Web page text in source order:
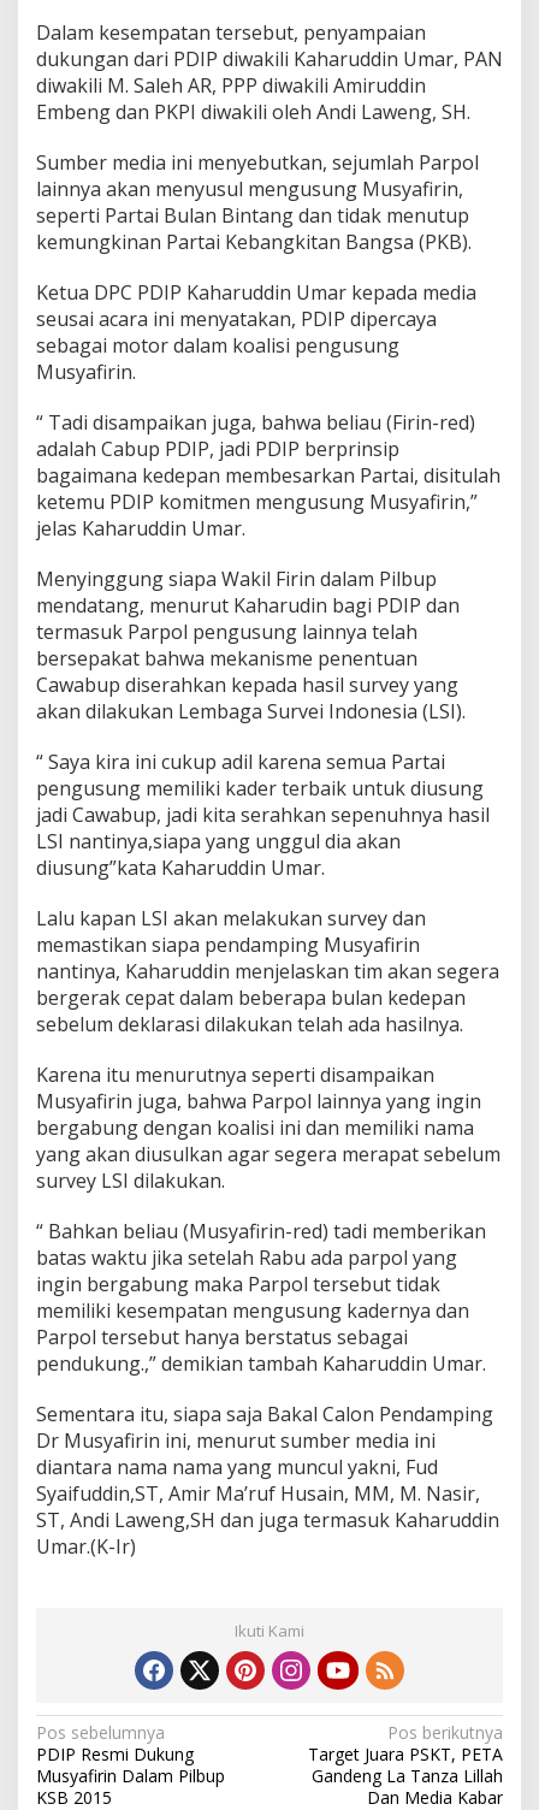
m
P
i
b
p
2
1
5
Dalam kesempatan tersebut, penyampaian
dukungan dari PDIP diwakili Kaharuddin Umar, PAN
diwakili M. Saleh AR, PPP diwakili Amiruddin
Embeng dan PKPI diwakili oleh Andi Laweng, SH.
Sumber media ini menyebutkan, sejumlah Parpol
lainnya akan menyusul mengusung Musyafirin,
seperti Partai Bulan Bintang dan tidak menutup
kemungkinan Partai Kebangkitan Bangsa (PKB).
Ketua DPC PDIP Kaharuddin Umar kepada media
seusai acara ini menyatakan, PDIP dipercaya
sebagai motor dalam koalisi pengusung
Musyafirin.
“ Tadi disampaikan juga, bahwa beliau (Firin-red)
adalah Cabup PDIP, jadi PDIP berprinsip
bagaimana kedepan membesarkan Partai, disitulah
ketemu PDIP komitmen mengusung Musyafirin,”
jelas Kaharuddin Umar.
Menyinggung siapa Wakil Firin dalam Pilbup
mendatang, menurut Kaharudin bagi PDIP dan
termasuk Parpol pengusung lainnya telah
bersepakat bahwa mekanisme penentuan
Cawabup diserahkan kepada hasil survey yang
akan dilakukan Lembaga Survei Indonesia (LSI).
“ Saya kira ini cukup adil karena semua Partai
pengusung memiliki kader terbaik untuk diusung
jadi Cawabup, jadi kita serahkan sepenuhnya hasil
LSI nantinya,siapa yang unggul dia akan
diusung”kata Kaharuddin Umar.
Lalu kapan LSI akan melakukan survey dan
memastikan siapa pendamping Musyafirin
nantinya, Kaharuddin menjelaskan tim akan segera
bergerak cepat dalam beberapa bulan kedepan
sebelum deklarasi dilakukan telah ada hasilnya.
Karena itu menurutnya seperti disampaikan
Musyafirin juga, bahwa Parpol lainnya yang ingin
bergabung dengan koalisi ini dan memiliki nama
yang akan diusulkan agar segera merapat sebelum
survey LSI dilakukan.
“ Bahkan beliau (Musyafirin-red) tadi memberikan
batas waktu jika setelah Rabu ada parpol yang
ingin bergabung maka Parpol tersebut tidak
memiliki kesempatan mengusung kadernya dan
Parpol tersebut hanya berstatus sebagai
pendukung.,” demikian tambah Kaharuddin Umar.
Sementara itu, siapa saja Bakal Calon Pendamping
Dr Musyafirin ini, menurut sumber media ini
diantara nama nama yang muncul yakni, Fud
Syaifuddin,ST, Amir Ma’ruf Husain, MM, M. Nasir,
ST, Andi Laweng,SH dan juga termasuk Kaharuddin
Umar.(K-Ir)
Ikuti Kami
N
a
Pos sebelumnya
PDIP Resmi Dukung
Musyafirin Dalam Pilbup
KSB 2015
Pos berikutnya
Target Juara PSKT, PETA
Gandeng La Tanza Lillah
Dan Media Kabar